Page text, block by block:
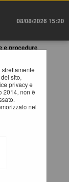
08/08/2026 15:20
e procedure
sito,
privacy e
2014, non è
nel
CIE:
AgID,
identità
al
con
funzione